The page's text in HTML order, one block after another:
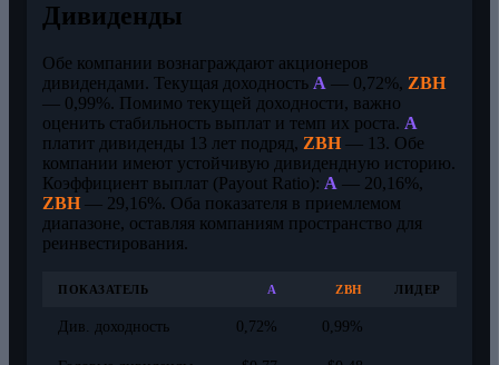
Дивиденды
Обе компании вознаграждают акционеров
дивидендами. Текущая доходность A — 0,72%, ZBH
— 0,99%. Помимо текущей доходности, важно
оценить стабильность выплат и темп их роста. A
платит дивиденды 13 лет подряд, ZBH— 13. Обе
компании имеют устойчивую дивидендную историю.
Коэффициент выплат (Payout Ratio): A — 20,16%,
ZBH— 29,16%. Оба показателя в приемлемом
диапазоне, оставляя компаниям пространство для
реинвестирования.
ПОКАЗАТЕЛЬ A ZBH ЛИДЕР
Див. доходность 0,72% 0,99%